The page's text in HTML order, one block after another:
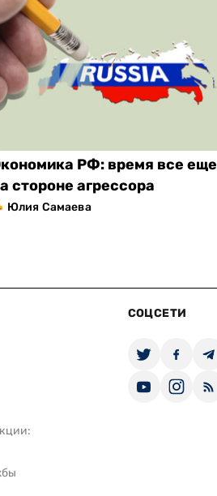
РФ: время все еще
стороне агрессора
Юлия Самаева
СОЦСЕТИ